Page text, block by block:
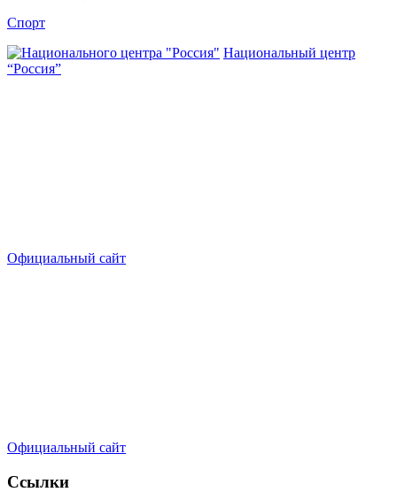
Спорт
Национальный центр
“Россия”
Официальный сайт
Официальный сайт
Ссылки